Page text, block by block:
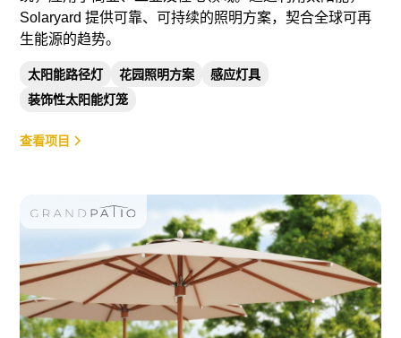
Solaryard 提供可靠、可持续的照明方案，契合全球可再
生能源的趋势。
太阳能路径灯 花园照明方案
感应灯具
装饰性太阳能灯笼
查看项目